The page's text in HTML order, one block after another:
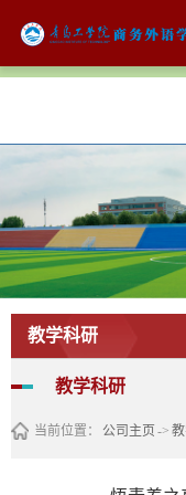
Bevictor伟德
教学科研
教学科研
当前位置： 公司主页->